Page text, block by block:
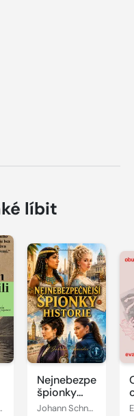
líbit
Nejnebezpečnější
špionky
historie
Johann Schneider